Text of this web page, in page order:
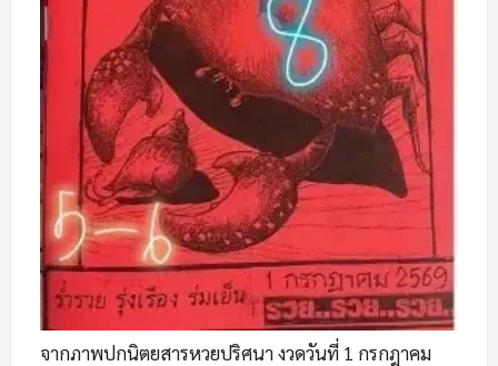
จากภาพปกนิตยสารหวยปริศนา งวดวันที่ 1 กรกฎาคม